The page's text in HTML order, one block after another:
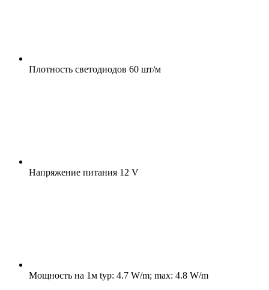
Плотность светодиодов 60 шт/м
Напряжение питания 12 V
Мощность на 1м typ: 4.7 W/m; max: 4.8 W/m